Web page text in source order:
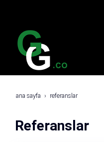
ana sayfa referanslar
Referanslar